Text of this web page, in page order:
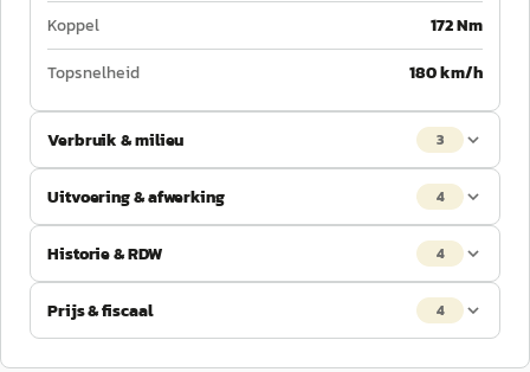
Koppel
172 Nm
Topsnelheid
180 km/h
Verbruik & milieu 3
Uitvoering & afwerking 4
Historie & RDW 4
Prijs & fiscaal 4